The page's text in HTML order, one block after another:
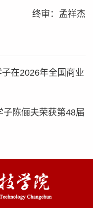
终审：孟祥杰
在2026年全国商业
陈俪夫荣获第48届